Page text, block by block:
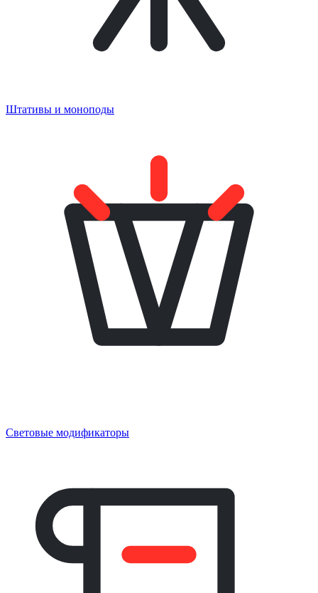
Штативы и моноподы
Световые модификаторы